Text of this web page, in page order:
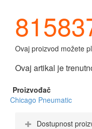
Ovaj proizvod možete
Ovaj artikal je
Proizvođač
Chicago Pneumatic
Dostupnost